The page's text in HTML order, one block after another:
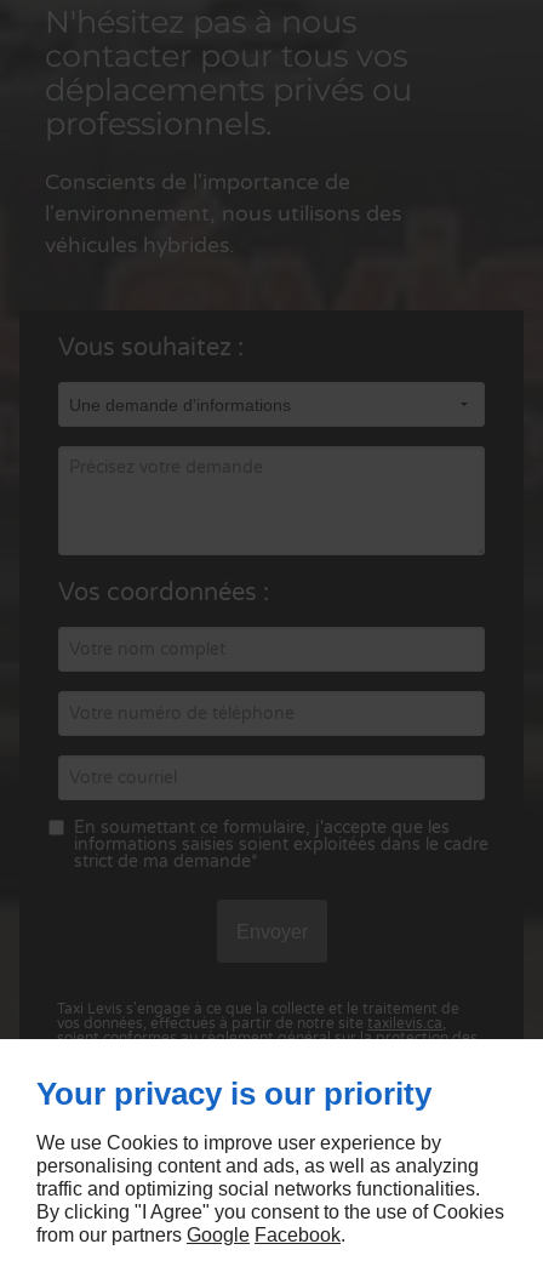
N'hésitez pas à nous
contacter pour tous vos
déplacements privés ou
professionnels.
Conscients de l'importance de
l'environnement, nous utilisons des
véhicules hybrides.
Vous souhaitez :
Vos coordonnées :
En soumettant ce formulaire, j'accepte que les
informations saisies soient exploitées dans le cadre
strict de ma demande*
Taxi Levis s'engage à ce que la collecte et le traitement de
vos données, effectués à partir de notre site taxilevis.ca
soient conformes au règlement général sur la protection des
votre consentement à l'utilisation des données collectées par
ce formulaire, veuillez consulter notre
politique de
confidentialité
Your privacy is our priority
We use Cookies to improve user experience by
personalising content and ads, as well as analyzing
traffic and optimizing social networks functionalities.
By clicking "I Agree" you consent to the use of Cookies
from our partners Google Facebook.